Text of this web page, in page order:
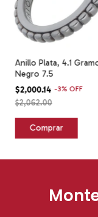
Anillo Plata, 4.1
Negro 7.5
$2,000.14 -3% OFF
$2,062.00